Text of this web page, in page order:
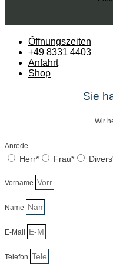
Öffnungszeiten
+49 8331 4403
Anfahrt
Shop
Sie
Wir
Anrede
Herr* Frau*
Vorname
Name
E-Mail
Telefon